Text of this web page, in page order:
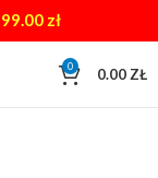
99.00 zł
0 0.00 ZŁ